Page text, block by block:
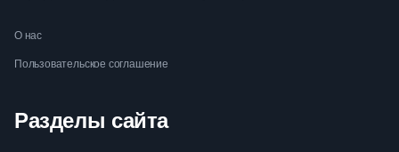
О нас
Пользовательское соглашение
Разделы сайта